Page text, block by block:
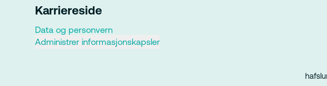
Karriereside
Data og personvern
Administrer informasjonskapsler